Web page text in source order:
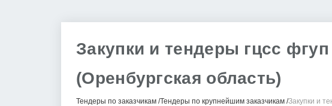
Закупки и тендеры гцсс
(Оренбургская область)
Тендеры по заказчикам Тендеры по крупнейшим заказчикам Закупки и